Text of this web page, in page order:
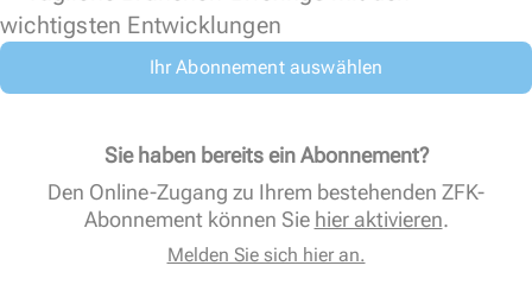
wichtigsten Entwicklungen
Ihr Abonnement auswählen
Sie haben bereits ein Abonnement?
Den Online-Zugang zu Ihrem bestehenden ZFK-
Abonnement können Sie hier aktivieren.
Melden Sie sich hier an.